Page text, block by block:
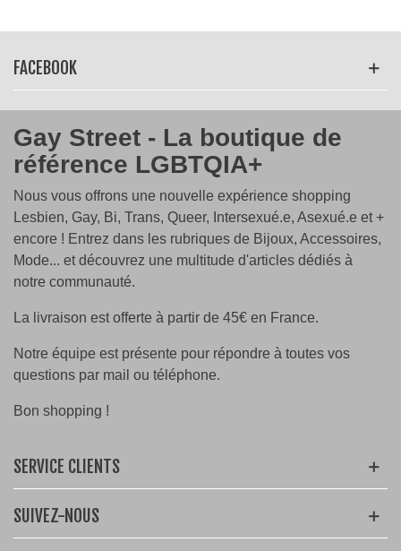
FACEBOOK
Gay Street - La boutique de
référence LGBTQIA+
Nous vous offrons une nouvelle expérience shopping
Lesbien, Gay, Bi, Trans, Queer, Intersexué.e, Asexué.e et +
encore ! Entrez dans les rubriques de Bijoux, Accessoires,
Mode... et découvrez une multitude d'articles dédiés à
notre communauté.
La livraison est offerte à partir de 45€ en France.
Notre équipe est présente pour répondre à toutes vos
questions par mail ou téléphone.
Bon shopping !
SERVICE CLIENTS
SUIVEZ-NOUS